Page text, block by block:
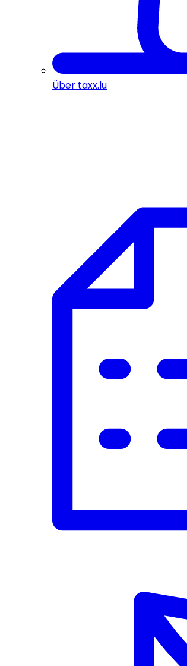
Über taxx.lu